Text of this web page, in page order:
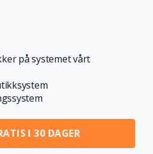
på systemet vårt
I 30 DAGER